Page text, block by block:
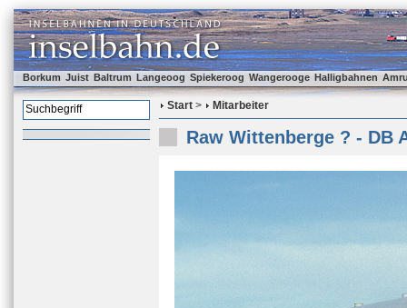
Borkum Juist Baltrum Langeoog Spiekeroog Wangerooge Halligbahnen
Start > Mitarbeiter
Raw Wittenberge ? - DB